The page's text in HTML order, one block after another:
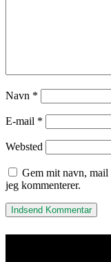
Navn *
E-mail *
Websted
Gem mit navn,
jeg kommenterer.